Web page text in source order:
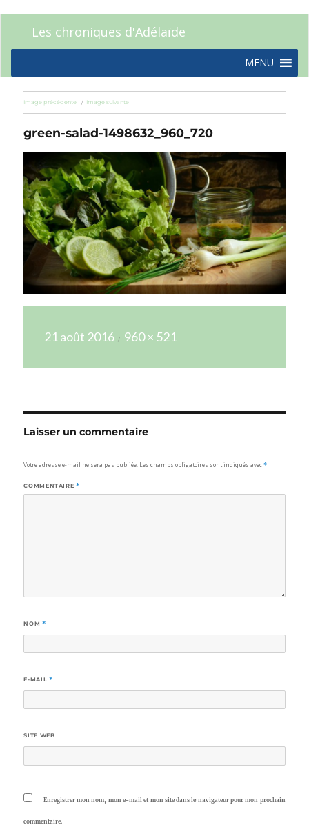
Les chroniques d'Adélaïde
MENU
Image précédente Image suivante
green-salad-1498632_960_720
le
21 août 2016
réelle
960 × 521
Laisser un commentaire
Votre adresse e-mail ne sera pas publiée. Les champs obligatoires sont indiqués avec*
COMMENTAIRE *
NOM *
E-MAIL *
SITE WEB
Enregistrer mon nom, mon e-mail et mon site dans le navigateur pour mon prochain
commentaire.